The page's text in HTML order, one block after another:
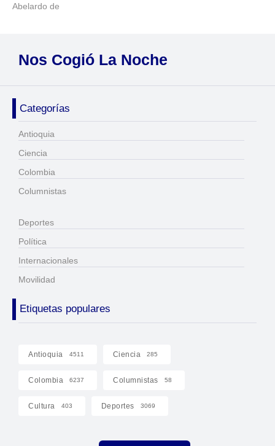
Abelardo de
Nos Cogió La Noche
Categorías
Antioquia
Ciencia
Colombia
Columnistas
Deportes
Política
Internacionales
Movilidad
Etiquetas populares
Antioquia 4511 Ciencia 285
Colombia 6237 Columnistas 58
Cultura 403 Deportes 3069